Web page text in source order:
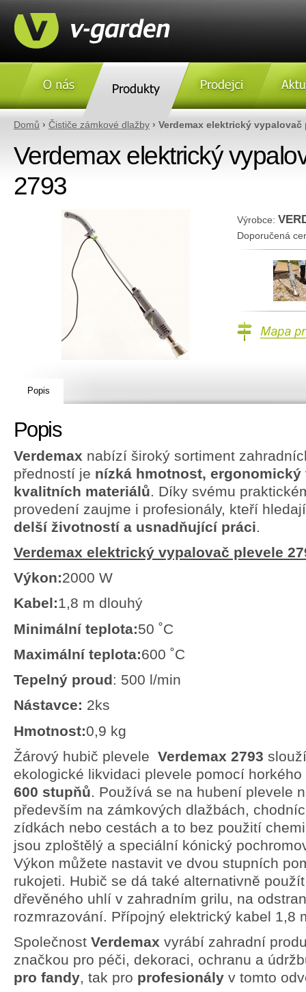
Domů › Čističe zámkové dlažby › Verdemax elektrický vypalovač
Verdemax elektrický
2793
Výrobce:
Doporučená
Mapa prodejců
Popis
Popis
Verdemax nabízí široký sortiment
předností je nízká hmotnost, ergonomický
kvalitních materiálů. Díky svému
provedení zaujme i profesionály, kteří
delší životností a usnadňující práci.
Verdemax elektrický vypalovač plevele
Výkon:2000 W
Kabel:1,8 m dlouhý
Minimální teplota:50 ˚C
Maximální teplota:600 ˚C
Tepelný proud: 500 l/min
Nástavce: 2ks
Hmotnost:0,9 kg
Žárový hubič plevele Verdemax 2793
ekologické likvidaci plevele pomocí
600 stupňů. Používá se na hubení plevele
především na zámkových dlažbách,
zídkách nebo cestách a to bez použití
jsou zploštělý a speciální kónický
Výkon můžete nastavit ve dvou stupních
rukojeti. Hubič se dá také alternativně
dřevěného uhlí v zahradním grilu, na
rozmrazování. Přípojný elektrický kabel 1,8
Společnost Verdemax vyrábí zahradní
značkou pro péči, dekoraci, ochranu a
pro fandy, tak pro profesionály v tomto
O nás Produkty Prodejci Aktulity